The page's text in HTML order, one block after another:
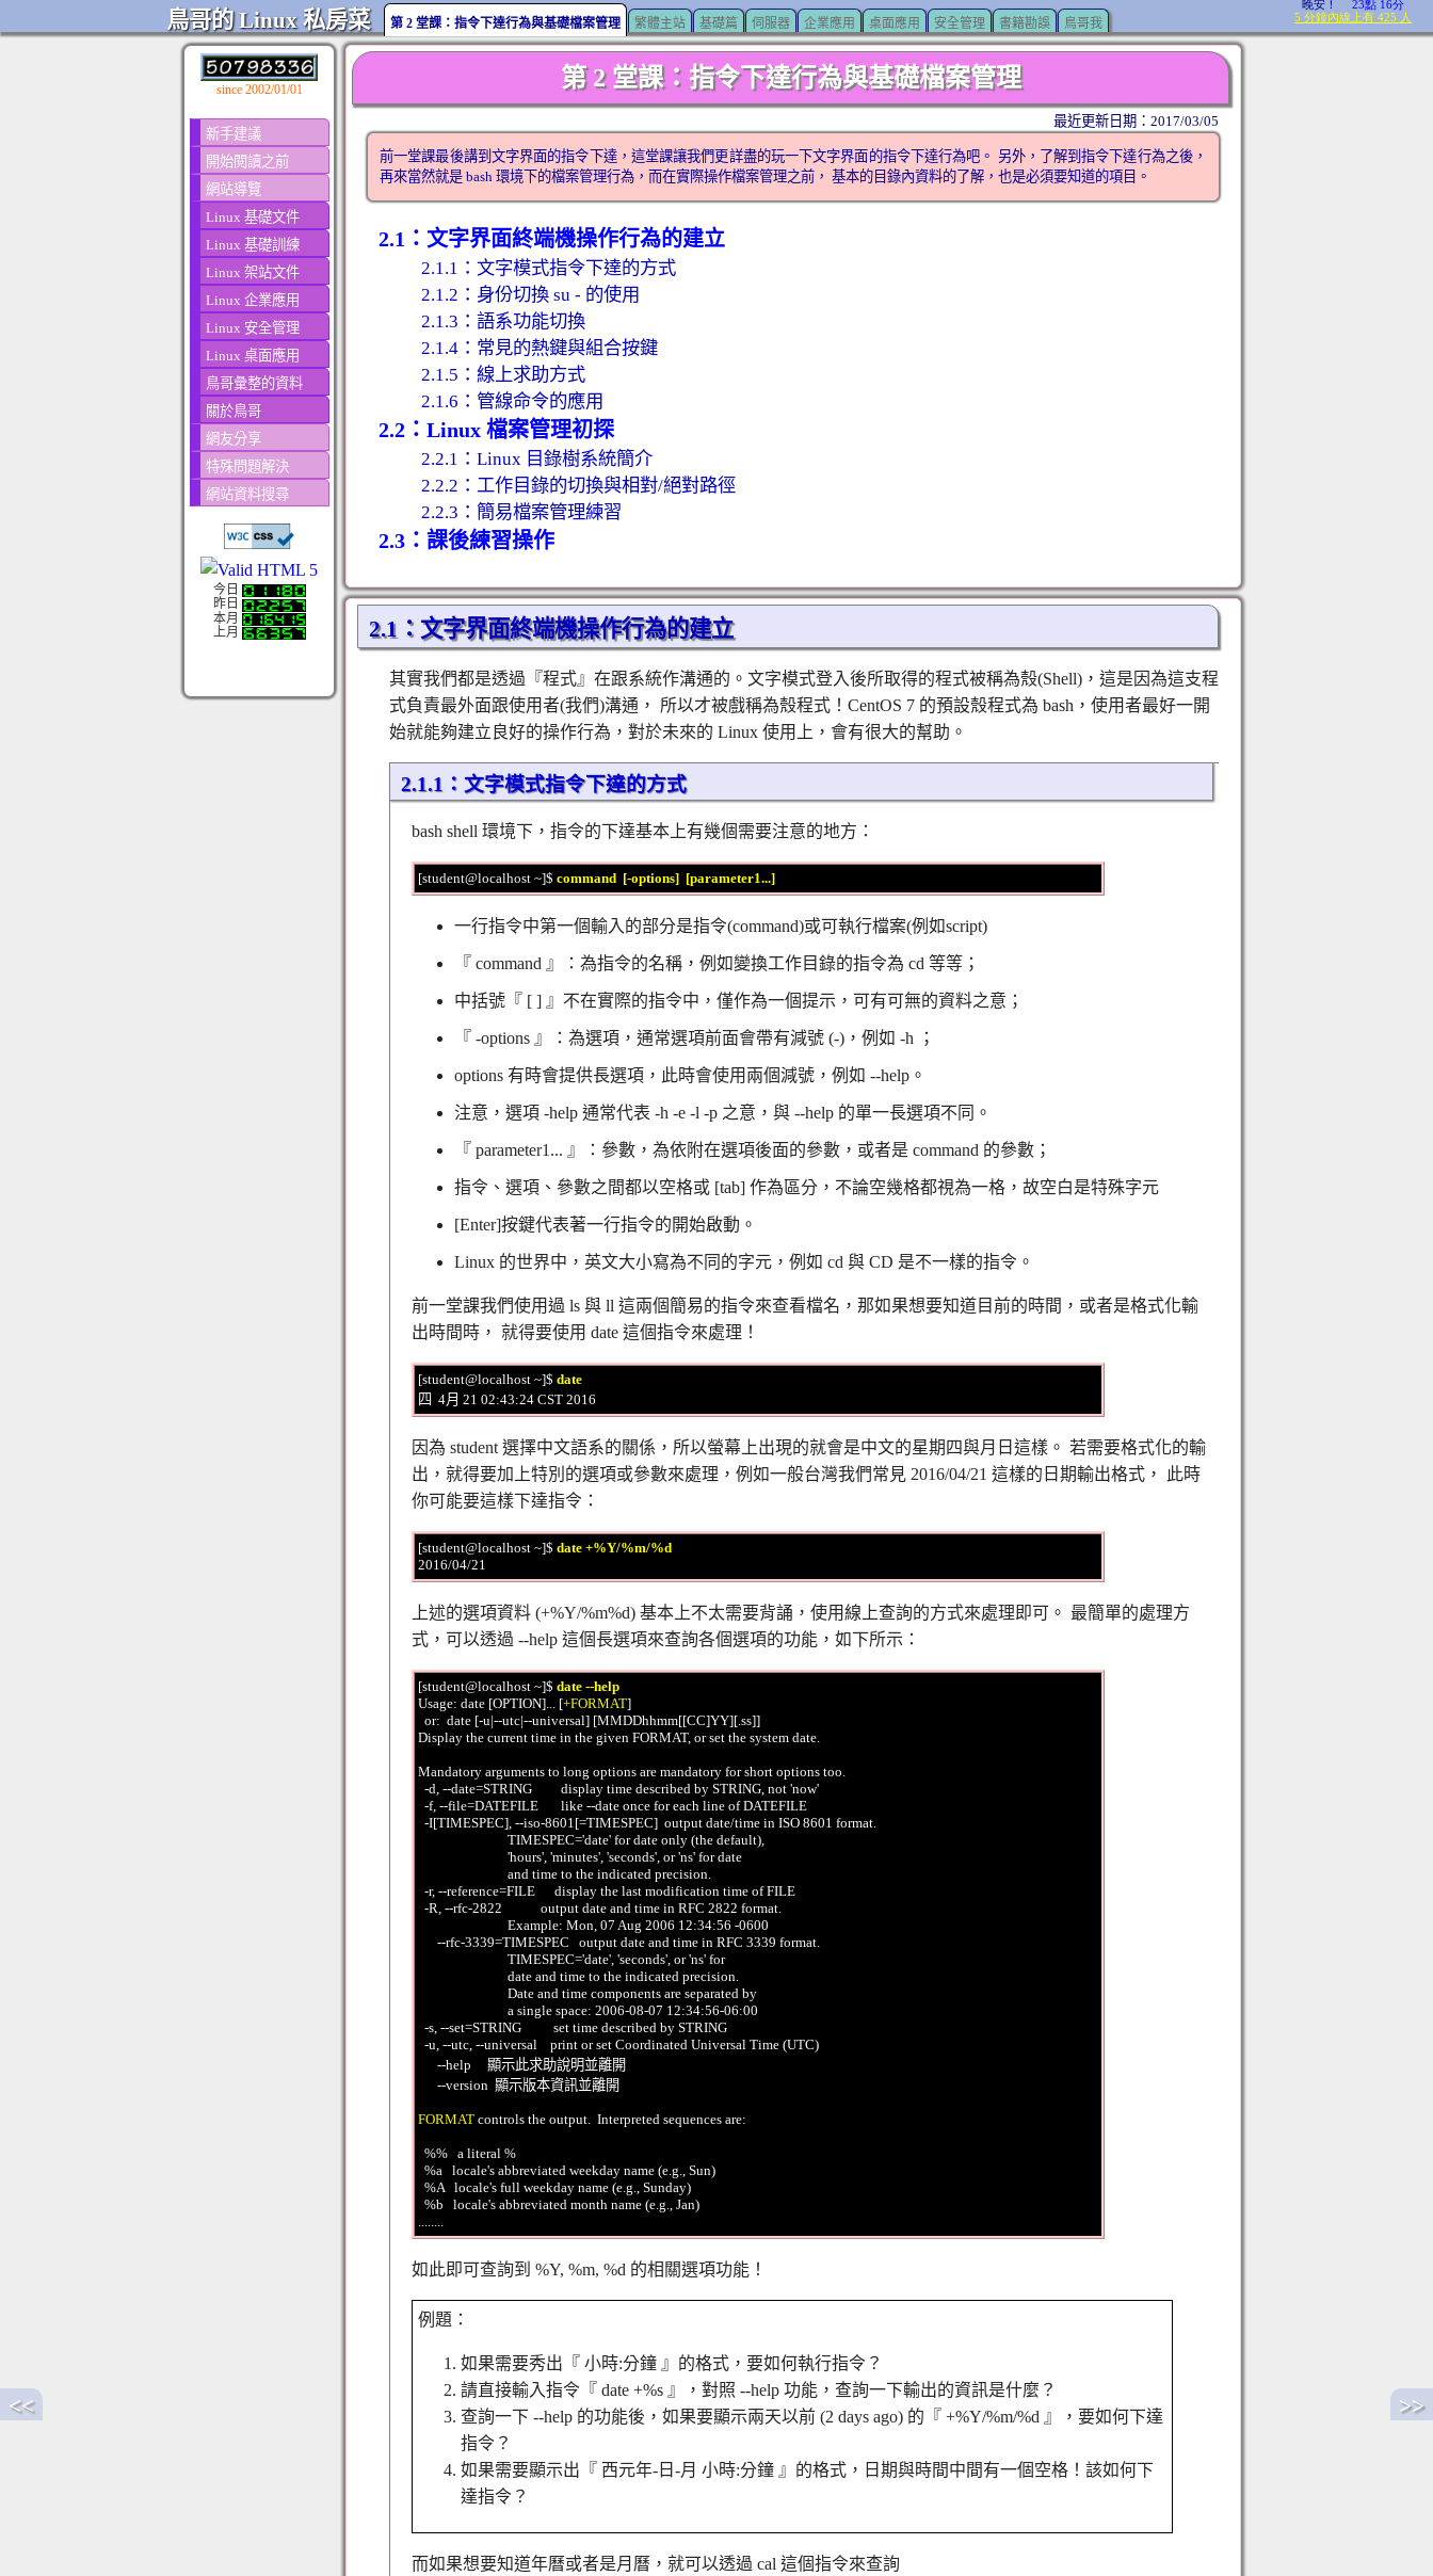
鳥哥的 Linux 私房菜 第 2 堂課：指令下達行為與基礎檔案管理 繁體主站 基礎篇 伺服器 企業應用 桌面應用 安全管理 書籍勘誤 鳥哥我
<<
since 2002/01/01
新手建議
開始閱讀之前
網站導覽
Linux 基礎文件
Linux 基礎訓練
Linux 架站文件
Linux 企業應用
Linux 安全管理
Linux 桌面應用
鳥哥彙整的資料
關於鳥哥
網友分享
特殊問題解決
網站資料搜尋
今日
昨日
本月
上月
第 2 堂課：指令下達行為與基礎檔案管理
最近更新日期：2017/03/05
前一堂課最後講到文字界面的指令下達，這堂課讓我們更詳盡的玩一下文字界面的指令下達行為吧。 另外，了解到指令下達行為之後，
再來當然就是 bash 環境下的檔案管理行為，而在實際操作檔案管理之前， 基本的目錄內資料的了解，也是必須要知道的項目。
2.1：文字界面終端機操作行為的建立
2.1.1：文字模式指令下達的方式
2.1.2：身份切換 su - 的使用
2.1.3：語系功能切換
2.1.4：常見的熱鍵與組合按鍵
2.1.5：線上求助方式
2.1.6：管線命令的應用
2.2：Linux 檔案管理初探
2.2.1：Linux 目錄樹系統簡介
2.2.2：工作目錄的切換與相對/絕對路徑
2.2.3：簡易檔案管理練習
2.3：課後練習操作
2.1：文字界面終端機操作行為的建立
其實我們都是透過『程式』在跟系統作溝通的。文字模式登入後所取得的程式被稱為殼(Shell)，這是因為這支程
式負責最外面跟使用者(我們)溝通， 所以才被戲稱為殼程式！CentOS 7 的預設殼程式為 bash，使用者最好一開
始就能夠建立良好的操作行為，對於未來的 Linux 使用上，會有很大的幫助。
2.1.1：文字模式指令下達的方式
bash shell 環境下，指令的下達基本上有幾個需要注意的地方：
[student@localhost ~]$ command  [-options]  [parameter1...]
一行指令中第一個輸入的部分是指令(command)或可執行檔案(例如script)
『 command 』：為指令的名稱，例如變換工作目錄的指令為 cd 等等；
中括號『 [ ] 』不在實際的指令中，僅作為一個提示，可有可無的資料之意；
『 -options 』：為選項，通常選項前面會帶有減號 (-)，例如 -h ；
options 有時會提供長選項，此時會使用兩個減號，例如 --help。
注意，選項 -help 通常代表 -h -e -l -p 之意，與 --help 的單一長選項不同。
『 parameter1... 』：參數，為依附在選項後面的參數，或者是 command 的參數；
指令、選項、參數之間都以空格或 [tab] 作為區分，不論空幾格都視為一格，故空白是特殊字元
[Enter]按鍵代表著一行指令的開始啟動。
Linux 的世界中，英文大小寫為不同的字元，例如 cd 與 CD 是不一樣的指令。
前一堂課我們使用過 ls 與 ll 這兩個簡易的指令來查看檔名，那如果想要知道目前的時間，或者是格式化輸
出時間時， 就得要使用 date 這個指令來處理！
[student@localhost ~]$ date
因為 student 選擇中文語系的關係，所以螢幕上出現的就會是中文的星期四與月日這樣。 若需要格式化的輸
出，就得要加上特別的選項或參數來處理，例如一般台灣我們常見 2016/04/21 這樣的日期輸出格式， 此時
你可能要這樣下達指令：
[student@localhost ~]$ date +%Y/%m/%d
上述的選項資料 (+%Y/%m%d) 基本上不太需要背誦，使用線上查詢的方式來處理即可。 最簡單的處理方
式，可以透過 --help 這個長選項來查詢各個選項的功能，如下所示：
[student@localhost ~]$ date --help
Usage: date [OPTION]... [+FORMAT]
  or:  date [-u|--utc|--universal] [MMDDhhmm[[CC]YY][.ss]]
Display the current time in the given FORMAT, or set the system date.
Mandatory arguments to long options are mandatory for short options too.
  -d, --date=STRING         display time described by STRING, not 'now'
  -f, --file=DATEFILE       like --date once for each line of DATEFILE
  -I[TIMESPEC], --iso-8601[=TIMESPEC]  output date/time in ISO 8601 format.
                            TIMESPEC='date' for date only (the default),
                            'hours', 'minutes', 'seconds', or 'ns' for date
                            and time to the indicated precision.
  -r, --reference=FILE      display the last modification time of FILE
  -R, --rfc-2822            output date and time in RFC 2822 format.
                            Example: Mon, 07 Aug 2006 12:34:56 -0600
      --rfc-3339=TIMESPEC   output date and time in RFC 3339 format.
                            TIMESPEC='date', 'seconds', or 'ns' for
                            date and time to the indicated precision.
                            Date and time components are separated by
                            a single space: 2006-08-07 12:34:56-06:00
  -s, --set=STRING          set time described by STRING
  -u, --utc, --universal    print or set Coordinated Universal Time (UTC)
      --help     顯示此求助說明並離開
      --version  顯示版本資訊並離開
FORMAT controls the output.  Interpreted sequences are:
  %%   a literal %
  %a   locale's abbreviated weekday name (e.g., Sun)
  %A   locale's full weekday name (e.g., Sunday)
  %b   locale's abbreviated month name (e.g., Jan)
如此即可查詢到 %Y, %m, %d 的相關選項功能！
例題：
如果需要秀出『 小時:分鐘 』的格式，要如何執行指令？
請直接輸入指令『 date +%s 』，對照 --help 功能，查詢一下輸出的資訊是什麼？
查詢一下 --help 的功能後，如果要顯示兩天以前 (2 days ago) 的『 +%Y/%m/%d 』，要如何下達
指令？
如果需要顯示出『 西元年-日-月 小時:分鐘 』的格式，日期與時間中間有一個空格！該如何下
達指令？
而如果想要知道年曆或者是月曆，就可以透過 cal 這個指令來查詢
>>